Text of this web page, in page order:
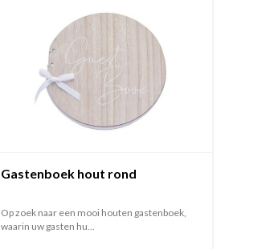
Gastenboek hout rond
Op zoek naar een mooi houten gastenboek,
waarin uw gasten hu...